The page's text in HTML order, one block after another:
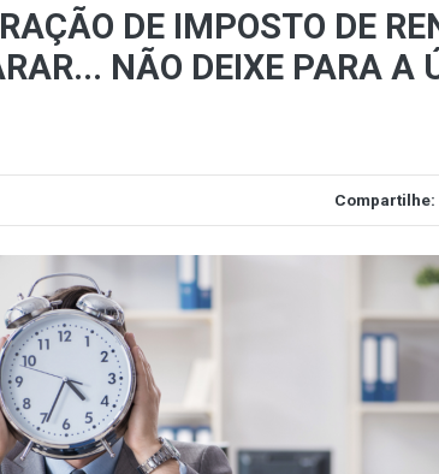
DE IMPOSTO DE
NÃO DEIXE PARA A
Compartilhe: